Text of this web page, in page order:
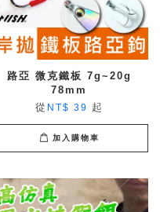
路亞 微克鐵板 7g~20g
78mm
從 NT$ 39 起
加入購物車